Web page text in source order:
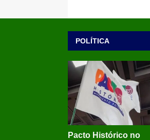
POLÍTICA
Pacto Histórico no